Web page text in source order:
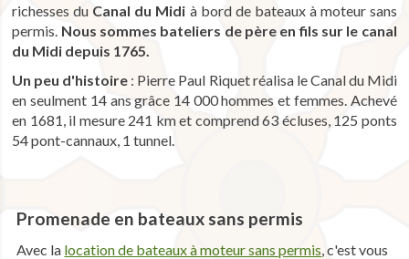
richesses du Canal du Midi à bord de bateaux à moteur sans
permis. Nous sommes bateliers de père en fils sur le canal
du Midi depuis 1765.
Un peu d'histoire : Pierre Paul Riquet réalisa le Canal du Midi
en seulment 14 ans grâce 14 000 hommes et femmes. Achevé
en 1681, il mesure 241 km et comprend 63 écluses, 125 ponts
54 pont-cannaux, 1 tunnel.
Promenade en bateaux sans permis
Avec la location de bateaux à moteur sans permis , c'est vous